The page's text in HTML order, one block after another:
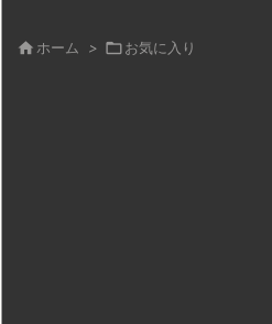
 ホーム > お気に入り